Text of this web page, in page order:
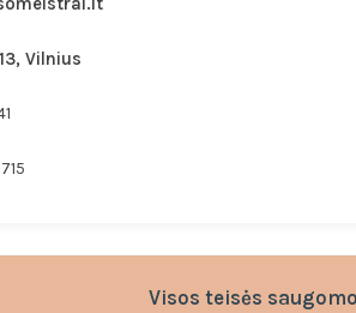
Vilnius
Visos teisės